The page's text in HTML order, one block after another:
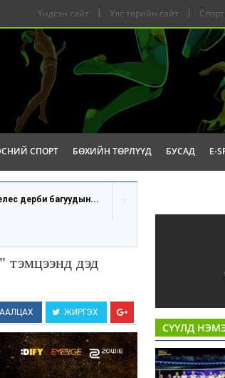
Үндсэн сайт Улс төрийн сайт
СПОРТ БӨХИЙН ТӨРЛҮҮД БУСАД E-
дерби багуудын...
дэд
ЖИРГЭХ
СҮҮЛД